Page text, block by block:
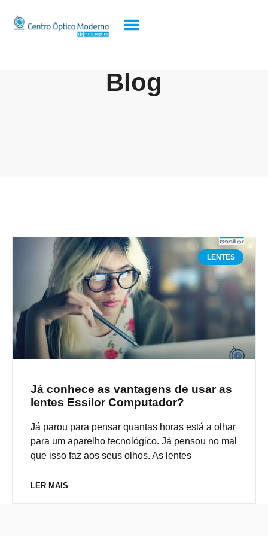
Blog
LENTES
Já conhece as vantagens de usar as
lentes Essilor Computador?
Já parou para pensar quantas horas está a olhar
para um aparelho tecnológico. Já pensou no mal
que isso faz aos seus olhos. As lentes
LER MAIS